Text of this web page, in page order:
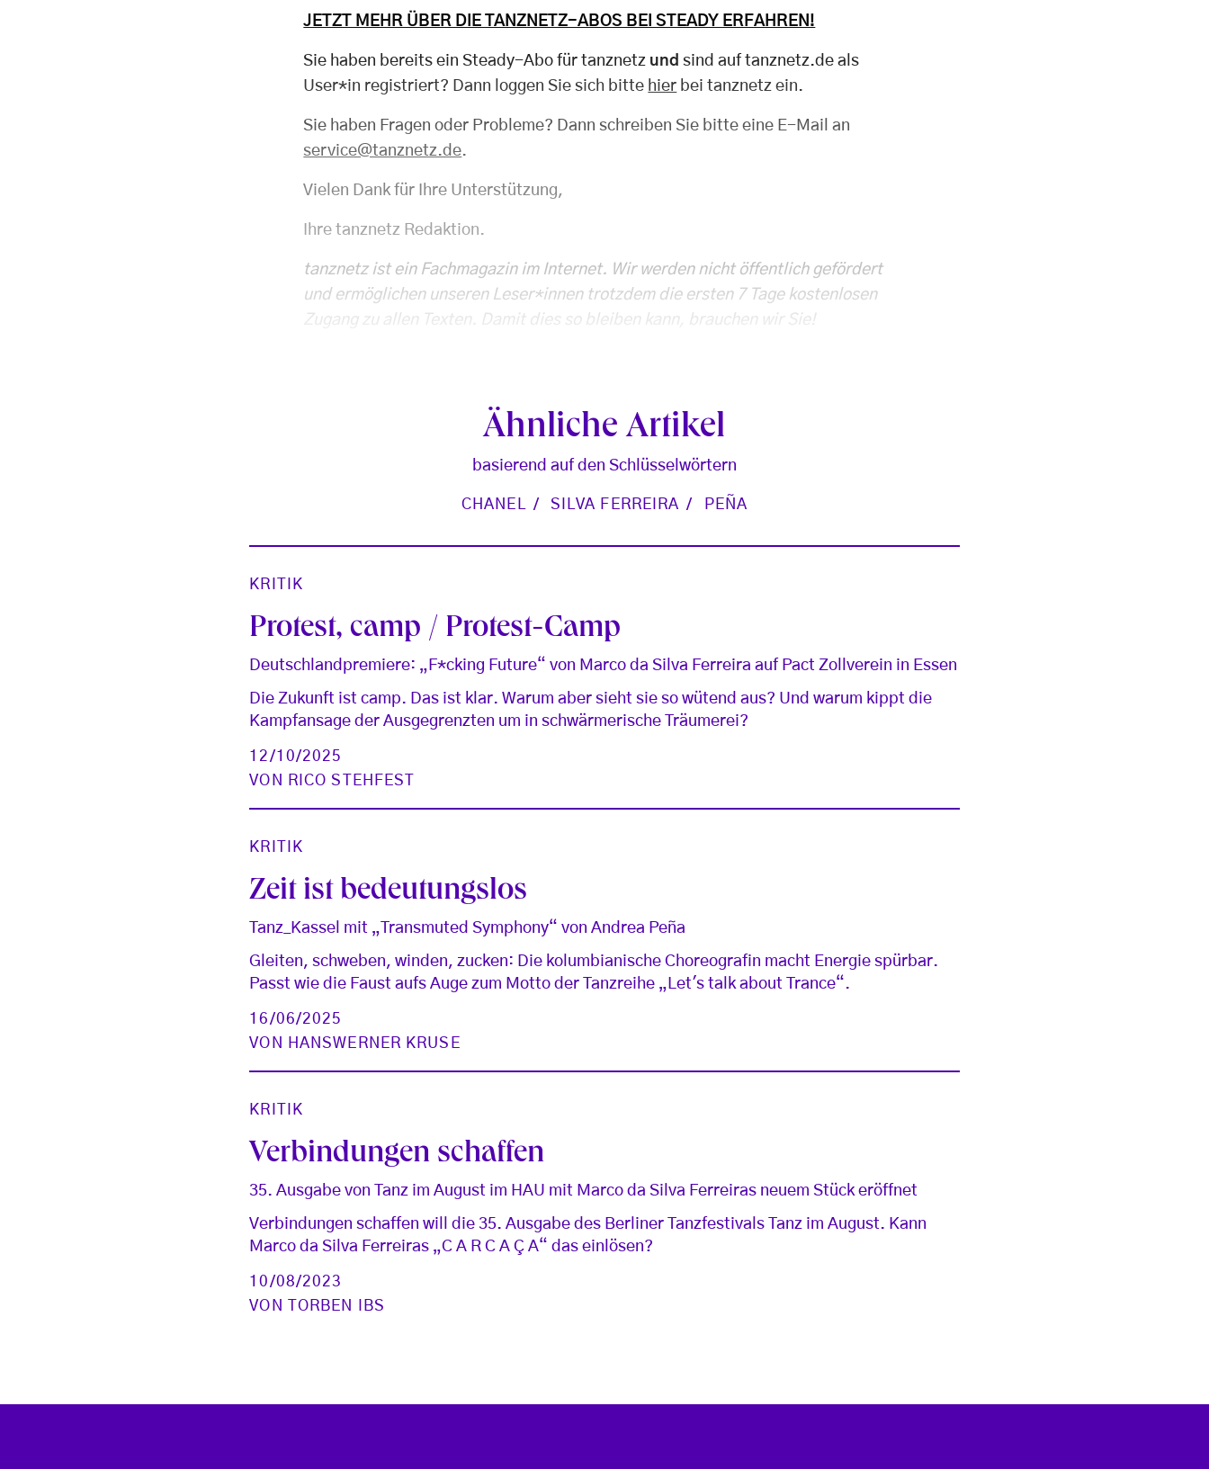
JETZT MEHR ÜBER DIE TANZNETZ-ABOS BEI STEADY ERFAHREN!
Sie haben bereits ein Steady-Abo für tanznetz undsind auf tanznetz.de als
User*in registriert? Dann loggen Sie sich bitte hier bei tanznetz ein.
Sie haben Fragen oder Probleme? Dann schreiben Sie bitte eine E-Mail an
service@tanznetz.de.
Vielen Dank für Ihre Unterstützung,
Ihre tanznetz Redaktion.
tanznetz ist ein Fachmagazin im Internet. Wir werden nicht öffentlich gefördert
und ermöglichen unseren Leser*innen trotzdem die ersten 7 Tage kostenlosen
Zugang zu allen Texten. Damit dies so bleiben kann, brauchen wir Sie!
Ähnliche Artikel
basierend auf den Schlüsselwörtern
CHANEL SILVA FERREIRA PEÑA
KRITIK
Protest, camp / Protest-Camp
Deutschlandpremiere: „F*cking Future“ von Marco da Silva Ferreira auf Pact Zollverein in Essen
Die Zukunft ist camp. Das ist klar. Warum aber sieht sie so wütend aus? Und warum kippt die
Kampfansage der Ausgegrenzten um in schwärmerische Träumerei?
12/10/2025
VON
RICO STEHFEST
KRITIK
Zeit ist bedeutungslos
Tanz_Kassel mit „Transmuted Symphony“ von Andrea Peña
Gleiten, schweben, winden, zucken: Die kolumbianische Choreografin macht Energie spürbar.
Passt wie die Faust aufs Auge zum Motto der Tanzreihe „Let's talk about Trance“.
16/06/2025
VON
HANSWERNER KRUSE
KRITIK
Verbindungen schaffen
35. Ausgabe von Tanz im August im HAU mit Marco da Silva Ferreiras neuem Stück eröffnet
Verbindungen schaffen will die 35. Ausgabe des Berliner Tanzfestivals Tanz im August. Kann
Marco da Silva Ferreiras „C A R C A Ç A“ das einlösen?
10/08/2023
VON
TORBEN IBS